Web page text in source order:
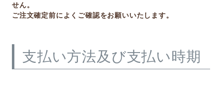
せん。
ご注文確定前によくご確認をお願いいたします。
支払い方法及び支払い時期